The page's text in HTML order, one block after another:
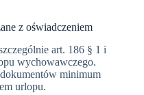
z oświadczeniem
art. 186 § 1 i
wychowawczego.
minimum
urlopu.